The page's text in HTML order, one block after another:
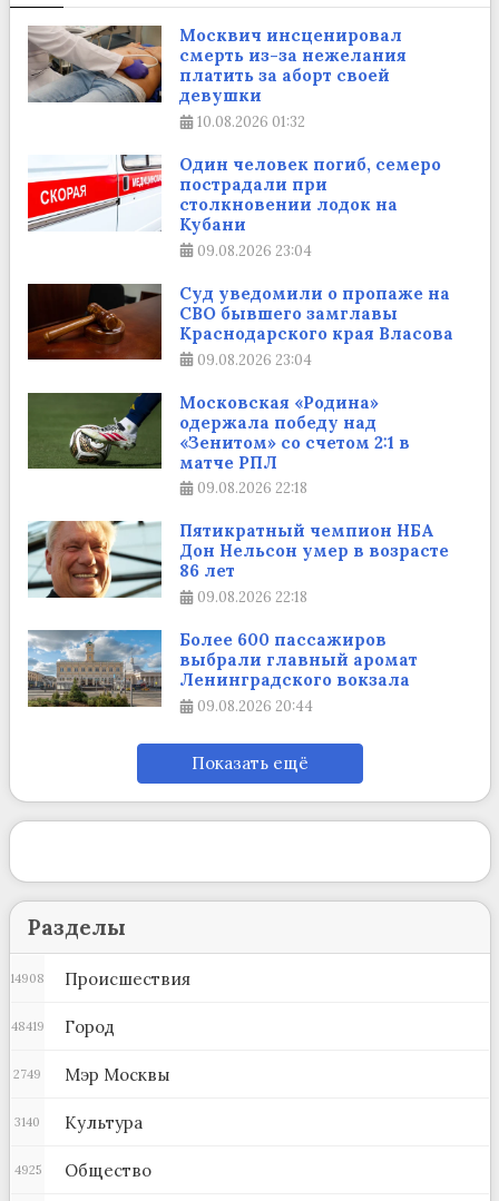
Москвич инсценировал
смерть из-за нежелания
платить за аборт своей
девушки
10.08.2026 01:32
Один человек погиб, семеро
пострадали при
столкновении лодок на
Кубани
09.08.2026 23:04
Суд уведомили о пропаже на
СВО бывшего замглавы
Краснодарского края Власова
09.08.2026 23:04
Московская «Родина»
одержала победу над
«Зенитом» со счетом 2:1 в
матче РПЛ
09.08.2026 22:18
Пятикратный чемпион НБА
Дон Нельсон умер в возрасте
86 лет
09.08.2026 22:18
Более 600 пассажиров
выбрали главный аромат
Ленинградского вокзала
09.08.2026 20:44
Показать ещё
Разделы
Происшествия
14908
Город
48419
Мэр Москвы
2749
Культура
3140
Общество
4925